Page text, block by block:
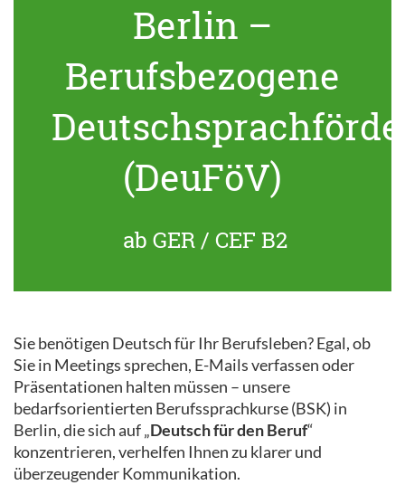
Berlin –
Berufsbezogene
(DeuFöV)
ab GER / CEF B2
Sie benötigen Deutsch für Ihr Berufsleben? Egal, ob
Sie in Meetings sprechen, E-Mails verfassen oder
Präsentationen halten müssen – unsere
bedarfsorientierten Berufssprachkurse (BSK) in
Berlin, die sich auf „Deutsch für den Beruf“
konzentrieren, verhelfen Ihnen zu klarer und
überzeugender Kommunikation.